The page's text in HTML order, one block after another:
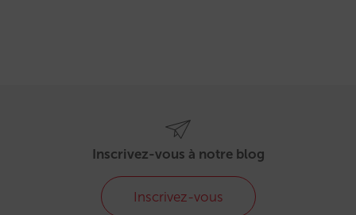
Inscrivez-vous à notre blog
Inscrivez-vous